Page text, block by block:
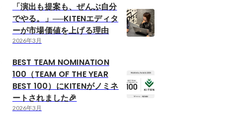
「演出も提案も、ぜんぶ自分
でやる。」──KITENエディタ
ーが市場価値を上げる理由
2026年3月
BEST TEAM NOMINATION
100（TEAM OF THE YEAR
BEST 100）にKITENがノミネ
ートされました🎉
2026年3月